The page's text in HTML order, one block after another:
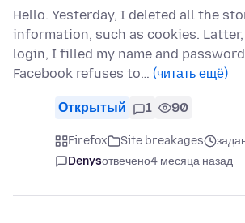
Hello. Yesterday, I deleted all the
information, such as cookies.
login, I filled my name and
Facebook refuses to… (читать ещё)
Открытый 1 90
Firefox Site breakages
Denysотвечено4 месяца назад